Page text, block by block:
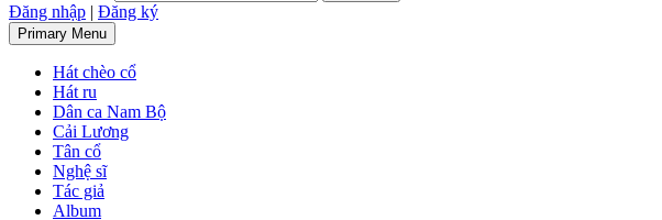
Đăng nhập | Đăng ký
Primary Menu
Hát chèo cổ
Hát ru
Dân ca Nam Bộ
Cải Lương
Tân cổ
Nghệ sĩ
Tác giả
Album